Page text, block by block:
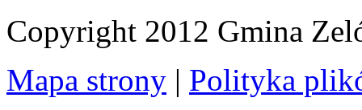
Copyright 2012 Gmina
Mapa strony | Polityka